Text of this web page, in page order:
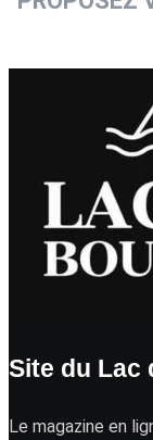
Site du Lac
Le magazine en